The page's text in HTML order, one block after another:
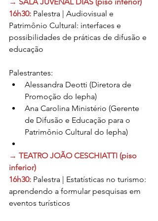
16h30: Palestra | Audiovisual e
Patrimônio Cultural: interfaces e
possibilidades de práticas de difusão e
educação
Palestrantes:
Alessandra Deotti (Diretora de
Promoção do Iepha)
Ana Carolina Ministério (Gerente
de Difusão e Educação para o
Patrimônio Cultural do Iepha)
→ TEATRO JOÃO CESCHIATTI (piso
inferior)
16h30: Palestra | Estatísticas no turismo:
aprendendo a formular pesquisas em
eventos turísticos